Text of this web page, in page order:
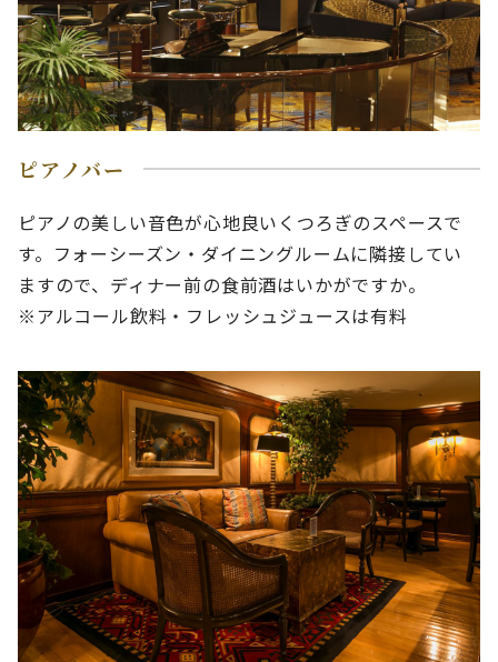
ピアノバー
ピアノの美しい音色が心地良いくつろぎのスペースで
す。フォーシーズン・ダイニングルームに隣接してい
ますので、ディナー前の食前酒はいかがですか。
※アルコール飲料・フレッシュジュースは有料